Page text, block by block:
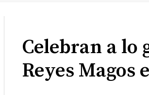
Celebran a lo
Reyes Magos